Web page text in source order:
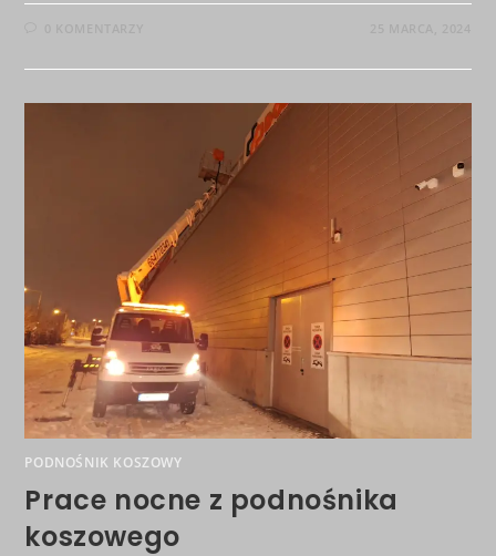
PODNOŚNIK KOSZOWY
Prace nocne z podnośnika
koszowego